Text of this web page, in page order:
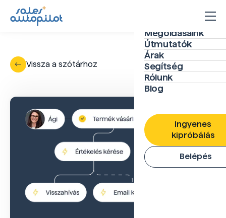
Megoldásaink
Útmutatók
Árak
Segítség
Rólunk
Blog
Ingyenes
kipróbálás
Belépés
Vissza a szótárhoz